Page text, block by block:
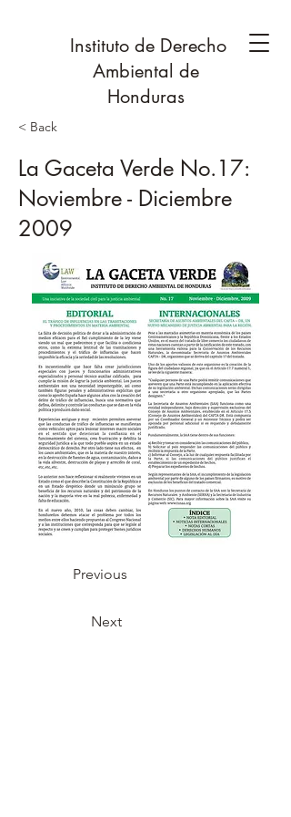
Instituto de Derecho
Ambiental de
Honduras
< Back
La Gaceta Verde No.17:
Noviembre - Diciembre
2009
Previous
Next